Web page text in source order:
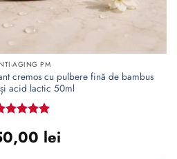
AGING PM
cremos cu pulbere fină de bambus
acid lactic 50ml
din 5 lei